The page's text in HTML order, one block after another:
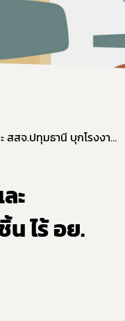
ตำรวจสอบสวนกลาง (CIB) ร่วม กรมปศุสัตว์ อย. และ สสจ.ปทุมธานี บุกโรงงานเถื่อนลอบผลิตหมูยอ-ลูกชิ้น ไร้ อย. ส่งขายทั่วประเทศ มูลค่ากว่า 7 ล้านบาท
ะ
ไร้ อย.